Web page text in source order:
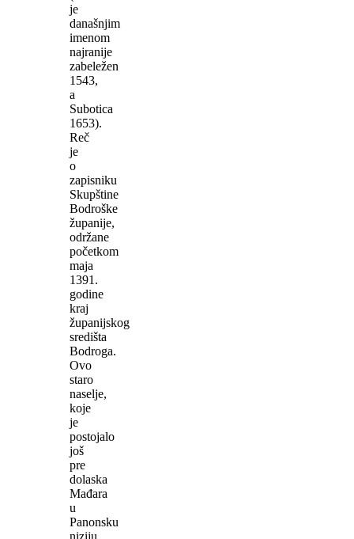
je
današnjim
imenom
najranije
zabeležen
1543,
a
Subotica
1653).
Reč
je
o
zapisniku
Skupštine
Bodroške
županije,
održane
početkom
maja
1391.
godine
kraj
županijskog
središta
Bodroga.
Ovo
staro
naselje,
koje
je
postojalo
još
pre
dolaska
Mađara
u
Panonsku